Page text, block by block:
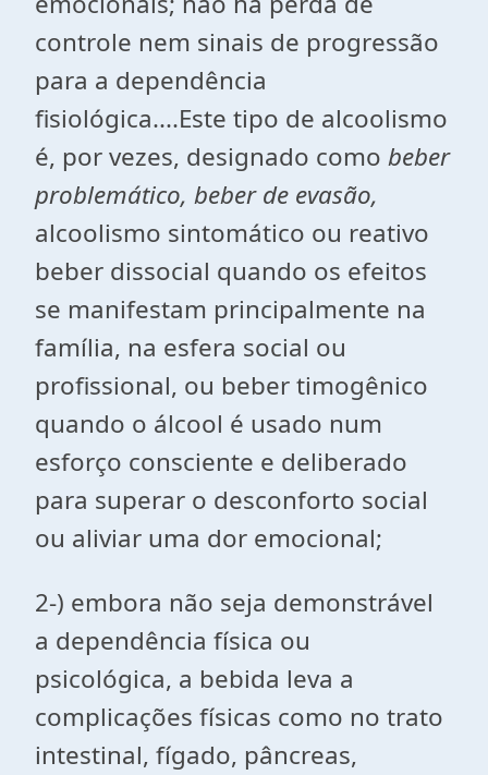
controle nem sinais de progressão
para a dependência
fisiológica....Este tipo de alcoolismo
é, por vezes, designado como beber
problemático, beber de evasão,
alcoolismo sintomático ou reativo
beber dissocial quando os efeitos
se manifestam principalmente na
família, na esfera social ou
profissional, ou beber timogênico
quando o álcool é usado num
esforço consciente e deliberado
para superar o desconforto social
ou aliviar uma dor emocional;
2-) embora não seja demonstrável
a dependência física ou
psicológica, a bebida leva a
complicações físicas como no trato
intestinal, fígado, pâncreas,